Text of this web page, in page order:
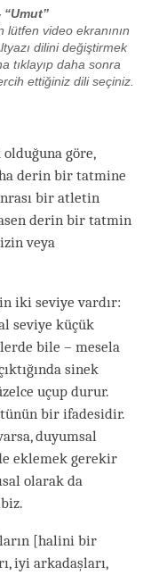
video ekranının
dilini değiştirmek
tıklayıp daha sonra
ettiğiniz dili seçiniz.
göre,
derin bir tatmine
bir atletin
derin bir tatmin
veya
iki seviye vardır:
seviye küçük
bile – mesela
sinek
uçup durur.
bir ifadesidir.
duyumsal
eklemek gerekir
olarak da
[halini bir
iyi arkadaşları,